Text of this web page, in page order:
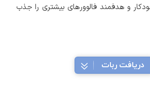
و هدفمند فالوورهای بیشتری را جذب
دریافت ربات